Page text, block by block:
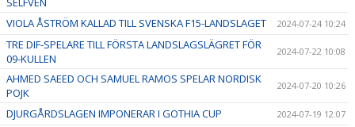
VIOLA ÅSTRÖM KALLAD TILL SVENSKA F15-LANDSLAGET 2024-07-24 10:24
TRE DIF-SPELARE TILL FÖRSTA LANDSLAGSLÄGRET FÖR
09-KULLEN
2024-07-22 10:08
AHMED SAEED OCH SAMUEL RAMOS SPELAR NORDISK
POJK
2024-07-20 10:26
DJURGÅRDSLAGEN IMPONERAR I GOTHIA CUP 2024-07-19 12:07